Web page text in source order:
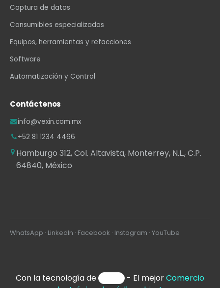
Captura de datos
Consumibles especializados
Equipos, herramientas y refacciones
Software
Automatización y Control
Contáctenos
info@vexin.com.mx
+52 81 1234 4466
Hamburgo 312, Col. Altavista, Monterrey, N.L., C.P.
64840, México
WhatsApp · LinkedIn · Facebook · Instagram · YouTube
Con la tecnología de - El mejorComercio